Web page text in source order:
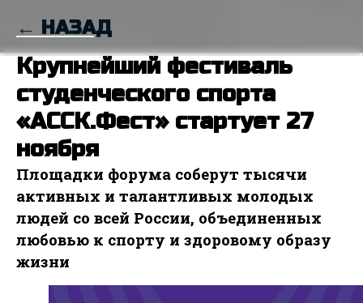
← НАЗАД
Крупнейший фестиваль
студенческого спорта
«АССК.Фест» стартует 27
ноября
Площадки форума соберут тысячи
активных и талантливых молодых
людей со всей России, объединенных
любовью к спорту и здоровому образу
жизни